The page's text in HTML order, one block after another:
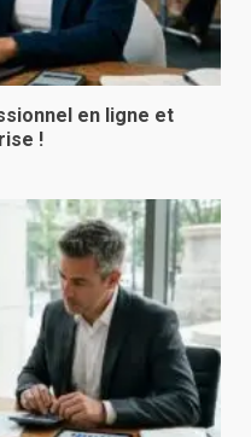
en ligne et
!